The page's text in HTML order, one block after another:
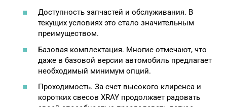
Доступность запчастей и обслуживания. В
текущих условиях это стало значительным
преимуществом.
Базовая комплектация. Многие отмечают, что
даже в базовой версии автомобиль предлагает
необходимый минимум опций.
Проходимость. За счет высокого клиренса и
коротких свесов XRAY продолжает радовать